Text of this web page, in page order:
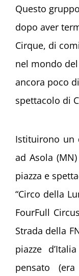
Questo
dopo aver
Cirque, di
nel mondo
ancora poco
spettacolo di
Istituirono un
ad Asola
piazza e
“Circo della
FourFull
Strada della
piazze
pensato